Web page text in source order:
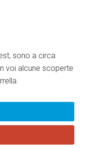
sono a circa
voi alcune scoperte